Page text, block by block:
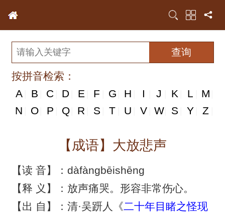
按拼音检索：
A
B C D E F G H I J K L M
N
N O P Q R S T U V W S Y Z
【成语】大放悲声
【读 音】：dàfàngbēishēng
【释 义】：放声痛哭。形容非常伤心。
【出 自】：清·吴趼人《二十年目睹之怪现